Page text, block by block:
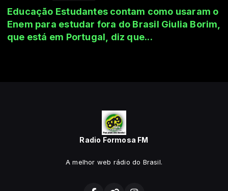
Educação Estudantes contam como usaram o
Enem para estudar fora do Brasil Giulia Borim,
que está em Portugal, diz que...
Radio Formosa FM
A melhor web rádio do Brasil.